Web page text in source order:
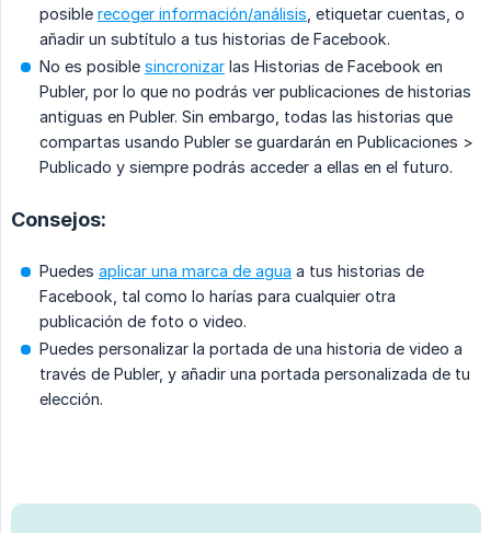
posible recoger información/análisis , etiquetar cuentas, o
añadir un subtítulo a tus historias de Facebook.
No es posible sincronizar las Historias de Facebook en
Publer, por lo que no podrás ver publicaciones de historias
antiguas en Publer. Sin embargo, todas las historias que
compartas usando Publer se guardarán en Publicaciones >
Publicado y siempre podrás acceder a ellas en el futuro.
Consejos:
Puedes aplicar una marca de agua a tus historias de
Facebook, tal como lo harías para cualquier otra
publicación de foto o video.
Puedes personalizar la portada de una historia de video a
través de Publer, y añadir una portada personalizada de tu
elección.